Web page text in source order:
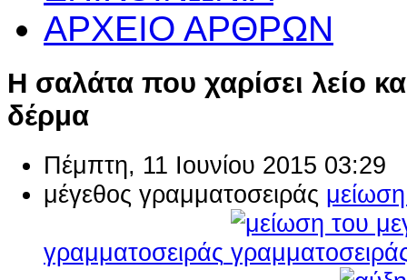
ΑΡΧΕΙΟ ΑΡΘΡΩΝ
H σαλάτα που χαρίσει λείο
δέρμα
Πέμπτη, 11 Ιουνίου 2015 03:29
μέγεθος γραμματοσειράς
γραμματοσειράς